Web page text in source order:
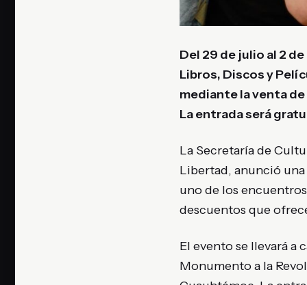
Del 29 de julio al 2
Libros, Discos y
mediante la venta
La entrada será
La Secretaría de
Libertad, anunció
uno de los
descuentos que
El evento se llevará a
Monumento a la